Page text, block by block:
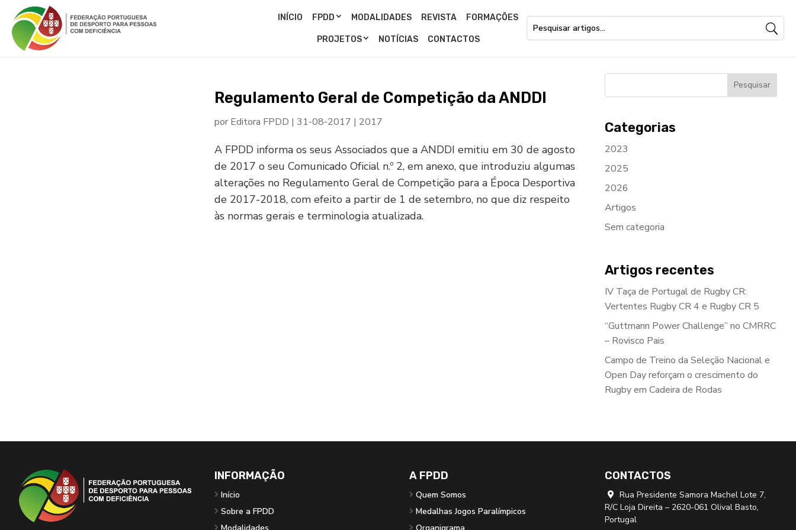
INÍCIO FPDD MODALIDADES REVISTA FORMAÇÕES
PROJETOS NOTÍCIAS CONTACTOS
Regulamento Geral de Competição da ANDDI
por Editora FPDD | 31-08-2017 | 2017
A FPDD informa os seus Associados que a ANDDI emitiu em 30 de agosto
de 2017 o seu Comunicado Oficial n.º 2, em anexo, que introduziu algumas
alterações no Regulamento Geral de Competição para a Época Desportiva
de 2017-2018, com efeito a partir de 1 de setembro, no que diz respeito
às normas gerais e terminologia atualizada.
Categorias
2023
2025
2026
Artigos
Sem categoria
Artigos recentes
IV Taça de Portugal de Rugby CR:
Vertentes Rugby CR 4 e Rugby CR 5
“Guttmann Power Challenge” no CMRRC
– Rovisco Pais
Campo de Treino da Seleção Nacional e
Open Day reforçam o crescimento do
Rugby em Cadeira de Rodas
INFORMAÇÃO
Início
Sobre a FPDD
Modalidades
A FPDD
Quem Somos
Medalhas Jogos Paralímpicos
Organigrama
CONTACTOS

Rua Presidente Samora Machel Lote 7,
R/C Loja Direita – 2620-061 Olival Basto,
Portugal